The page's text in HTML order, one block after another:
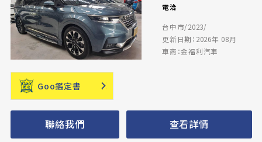
電洽
台中市/2023/
更新日期：2026年 08月
車商：金福利汽車
Goo鑑定書
聯絡我們 查看詳情